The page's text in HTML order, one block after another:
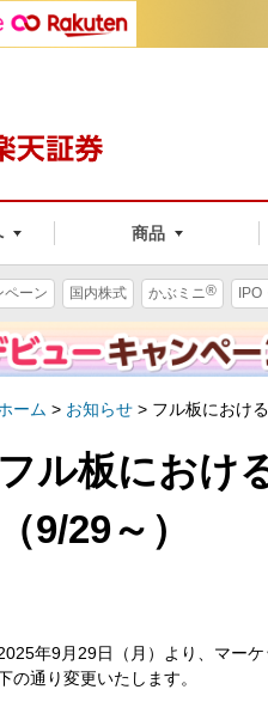
商品
ペーン 国内株式 かぶミニ®
ーム > お知らせ > フル板におけ
フル板におけ
（9/29～）
年9月29日（月）より、マー
の通り変更いたします。